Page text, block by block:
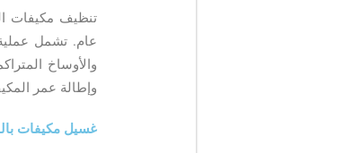
تنظيف مكيفات
عام. تشمل عملية
والأوساخ
وإطالة عمر
غسيل مكيفات